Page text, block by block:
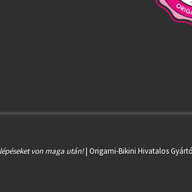
von maga után!| Origami-Bikini Hivatalos